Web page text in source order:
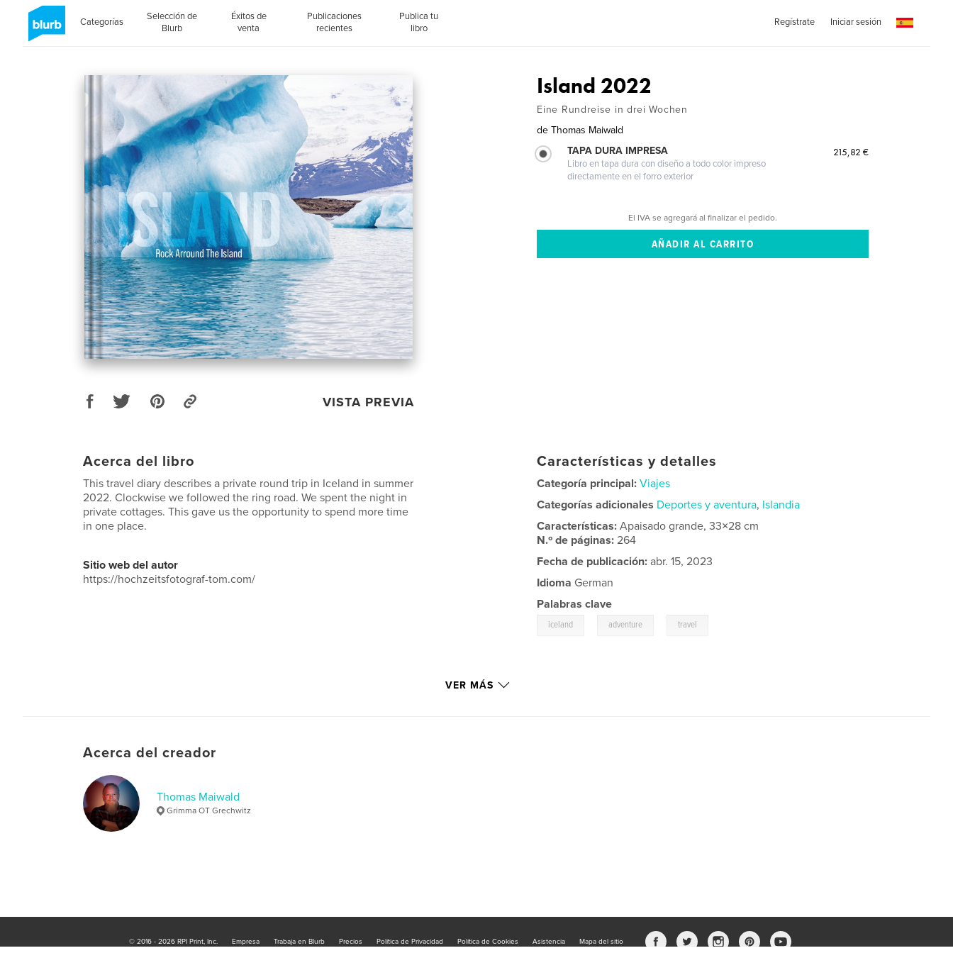
Categorías
Selección de
Blurb
Éxitos de
venta
Publicaciones
recientes
Publica tu
libro
Regístrate Iniciar sesión
VISTA PREVIA
Island 2022
Eine Rundreise in drei Wochen
de Thomas Maiwald
TAPA DURA IMPRESA
Libro en tapa dura con diseño a todo color impreso
directamente en el forro exterior
215,82 €
El IVA se agregará al finalizar el pedido.
Acerca del libro
This travel diary describes a private round trip in Iceland in summer
2022. Clockwise we followed the ring road. We spent the night in
private cottages. This gave us the opportunity to spend more time
in one place.
Sitio web del autor
https://hochzeitsfotograf-tom.com/
Características y detalles
Categoría principal: Viajes
Categorías adicionales Deportes y aventura, Islandia
Características:Apaisado grande, 33×28 cm
N.º de páginas:264
Fecha de publicación: abr. 15, 2023
Idioma German
Palabras clave
iceland adventure travel
VER MÁS
Acerca del creador
Thomas Maiwald
Grimma OT Grechwitz
© 2016 - 2026 RPI Print, Inc. Empresa Trabaja en Blurb Precios Política de Privacidad Política de Cookies Asistencia Mapa del sitio